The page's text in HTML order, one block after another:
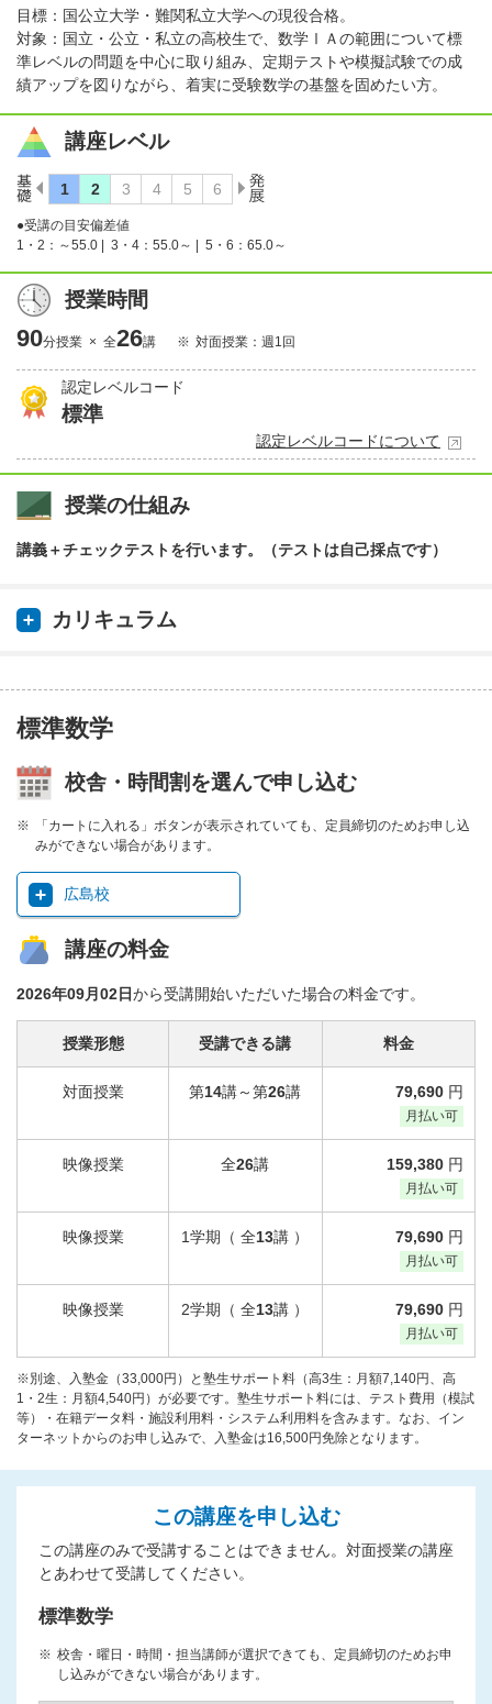
目標：国公立大学・難関私立大学への現役合格。
対象：国立・公立・私立の高校生で、数学ⅠＡの範囲について標
準レベルの問題を中心に取り組み、定期テストや模擬試験での成
績アップを図りながら、着実に受験数学の基盤を固めたい方。
講座レベル
●受講の目安偏差値
1・2：～55.0 |
3・4：55.0～ | 5・6：65.0～
授業時間
90分授業 × 全26講 対面授業：週1回
認定レベルコード
標準
認定レベルコードについて
授業の仕組み
講義＋チェックテストを行います。（テストは自己採点です）
カリキュラム
標準数学
校舎・時間割を選んで申し込む
「カートに入れる」ボタンが表示されていても、定員締切のためお申し込
みができない場合があります。
広島校
講座の料金
2026年09月02日から受講開始いただいた場合の料金です。
授業形態
対面授業
映像授業
映像授業
映像授業
受講できる講
第14講～第26講
全26講
1学期（ 全13講 ）
2学期（ 全13講 ）
料金
79,690 円
月払い可
159,380 円
月払い可
79,690 円
月払い可
79,690 円
月払い可
※別途、入塾金（33,000円）と塾生サポート料（高3生：月額7,140円、高
1・2生：月額4,540円）が必要です。塾生サポート料には、テスト費用（模試
等）・在籍データ料・施設利用料・システム利用料を含みます。なお、イン
ターネットからのお申し込みで、入塾金は16,500円免除となります。
この講座を申し込む
この講座のみで受講することはできません。対面授業の講座
とあわせて受講してください。
標準数学
校舎・曜日・時間・担当講師が選択できても、定員締切のためお申
し込みができない場合があります。